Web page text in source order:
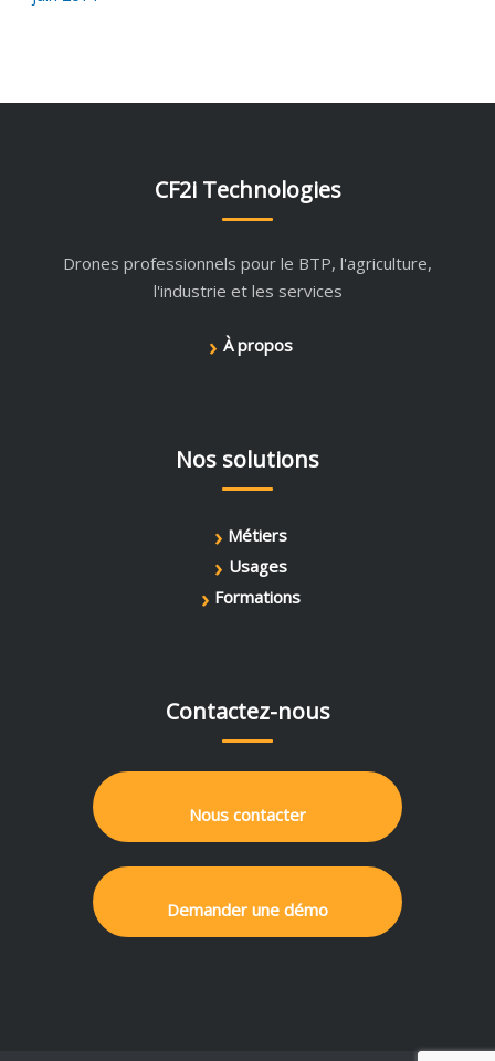
CF2i Technologies
Drones professionnels pour le BTP, l'agriculture,
l'industrie et les services
› À propos
Nos solutions
› Métiers
› Usages
› Formations
Contactez-nous
Nous contacter
Demander une démo